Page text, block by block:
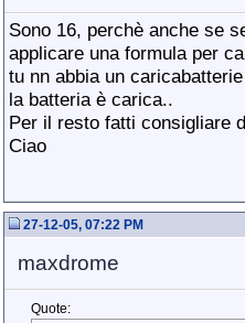
Sono 16, perchè anche se
applicare una formula per
tu nn abbia un
la batteria è carica..
Per il resto fatti consigliare
Ciao
27-12-05, 07:22 PM
maxdrome
Quote: